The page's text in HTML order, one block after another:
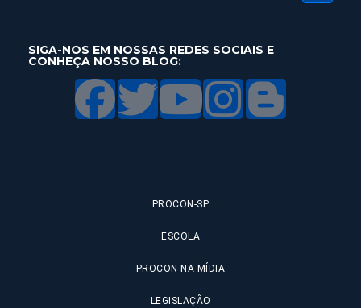
SIGA-NOS EM NOSSAS REDES SOCIAIS E
CONHEÇA NOSSO BLOG:
PROCON-SP
ESCOLA
PROCON NA MÍDIA
LEGISLAÇÃO